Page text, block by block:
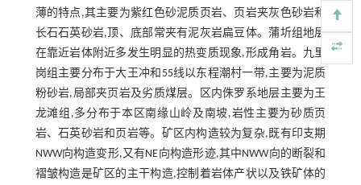
薄的特点,其主要为紫红色砂泥质页岩、页岩夹灰色砂岩和
长石石英砂岩,顶、底部常夹有泥灰岩扁豆体。蒲圻组地层
在靠近岩体附近多发生明显的热变质现象,形成角岩。九里
岗组主要分布于大王冲和55线以东程潮村一带,主要为泥质
粉砂岩,局部夹页岩及劣质煤层。区内侏罗系地层主要为王
龙滩组,多分布于本区南缘山岭及南坡,岩性主要为砂质页
岩、石英砂岩和页岩等。矿区内构造较为复杂,既有印支期
NWW向构造变形,又有NE向构造形迹,其中NWW向的断裂和
褶皱构造是矿区的主干构造,控制着岩体产状以及铁矿体的